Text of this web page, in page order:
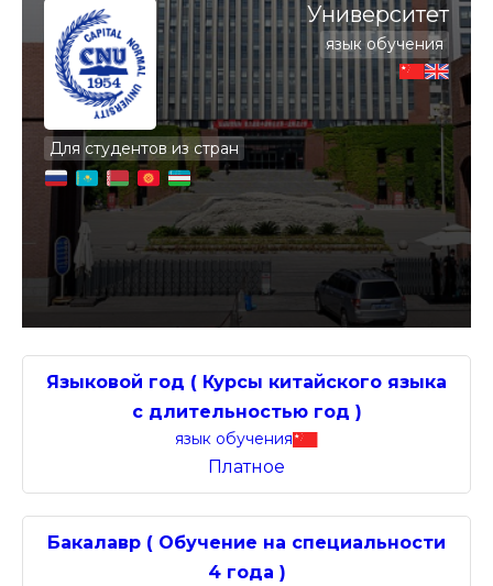
Для студентов из стран
Университет
язык обучения
Языковой год ( Курсы китайского языка
с длительностью год )
язык обучения
Платное
Бакалавр ( Обучение на специальности
4 года )